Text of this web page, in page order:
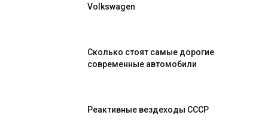
Volkswagen
Сколько стоят самые дорогие
современные автомобили
Реактивные вездеходы СССР